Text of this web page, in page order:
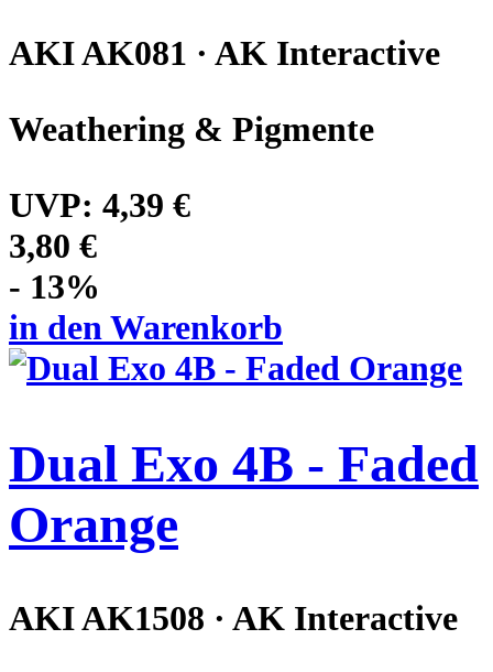
AKI AK081 · AK Interactive
Weathering & Pigmente
UVP: 4,39 €
3,80 €
- 13%
in den Warenkorb
Dual Exo 4B - Faded
Orange
AKI AK1508 · AK Interactive